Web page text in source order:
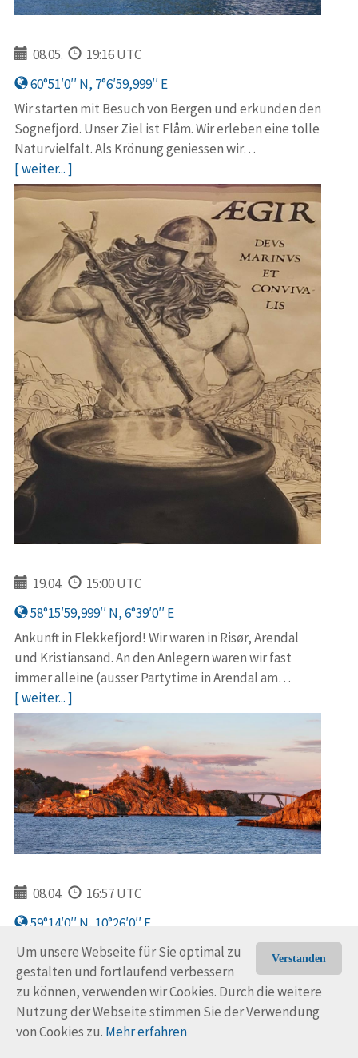
Verstanden
Um unsere Webseite für Sie optimal zu
gestalten und fortlaufend verbessern
zu können, verwenden wir Cookies. Durch die weitere
Nutzung der Webseite stimmen Sie der Verwendung
von Cookies zu. Mehr erfahren
08.05.
19:16 UTC
60°51′0′′ N, 7°6′59,999′′ E
Wir starten mit Besuch von Bergen und erkunden den
Sognefjord. Unser Ziel ist Flåm. Wir erleben eine tolle
Naturvielfalt. Als Krönung geniessen wir…
[ weiter... ]
19.04.
15:00 UTC
58°15′59,999′′ N, 6°39′0′′ E
Ankunft in Flekkefjord! Wir waren in Risør, Arendal
und Kristiansand. An den Anlegern waren wir fast
immer alleine (ausser Partytime in Arendal am…
[ weiter... ]
08.04.
16:57 UTC
59°14′0′′ N, 10°26′0′′ E
Nach fünf Monaten in Holland sind wir am 26. März
Richtung Oslo aufgebrochen. In 3.5 Tagen hatten wir
unser Ziel erreicht. Wir haben uns eine Woche…
[ weiter... ]